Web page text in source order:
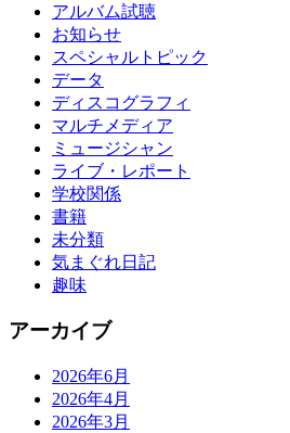
アルバム試聴
お知らせ
スペシャルトピック
データ
ディスコグラフィ
マルチメディア
ミュージシャン
ライブ・レポート
学校関係
書籍
未分類
気まぐれ日記
趣味
アーカイブ
2026年6月
2026年4月
2026年3月